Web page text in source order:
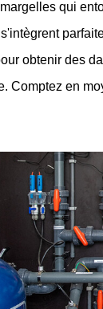
qui
obtenir des
Comptez en